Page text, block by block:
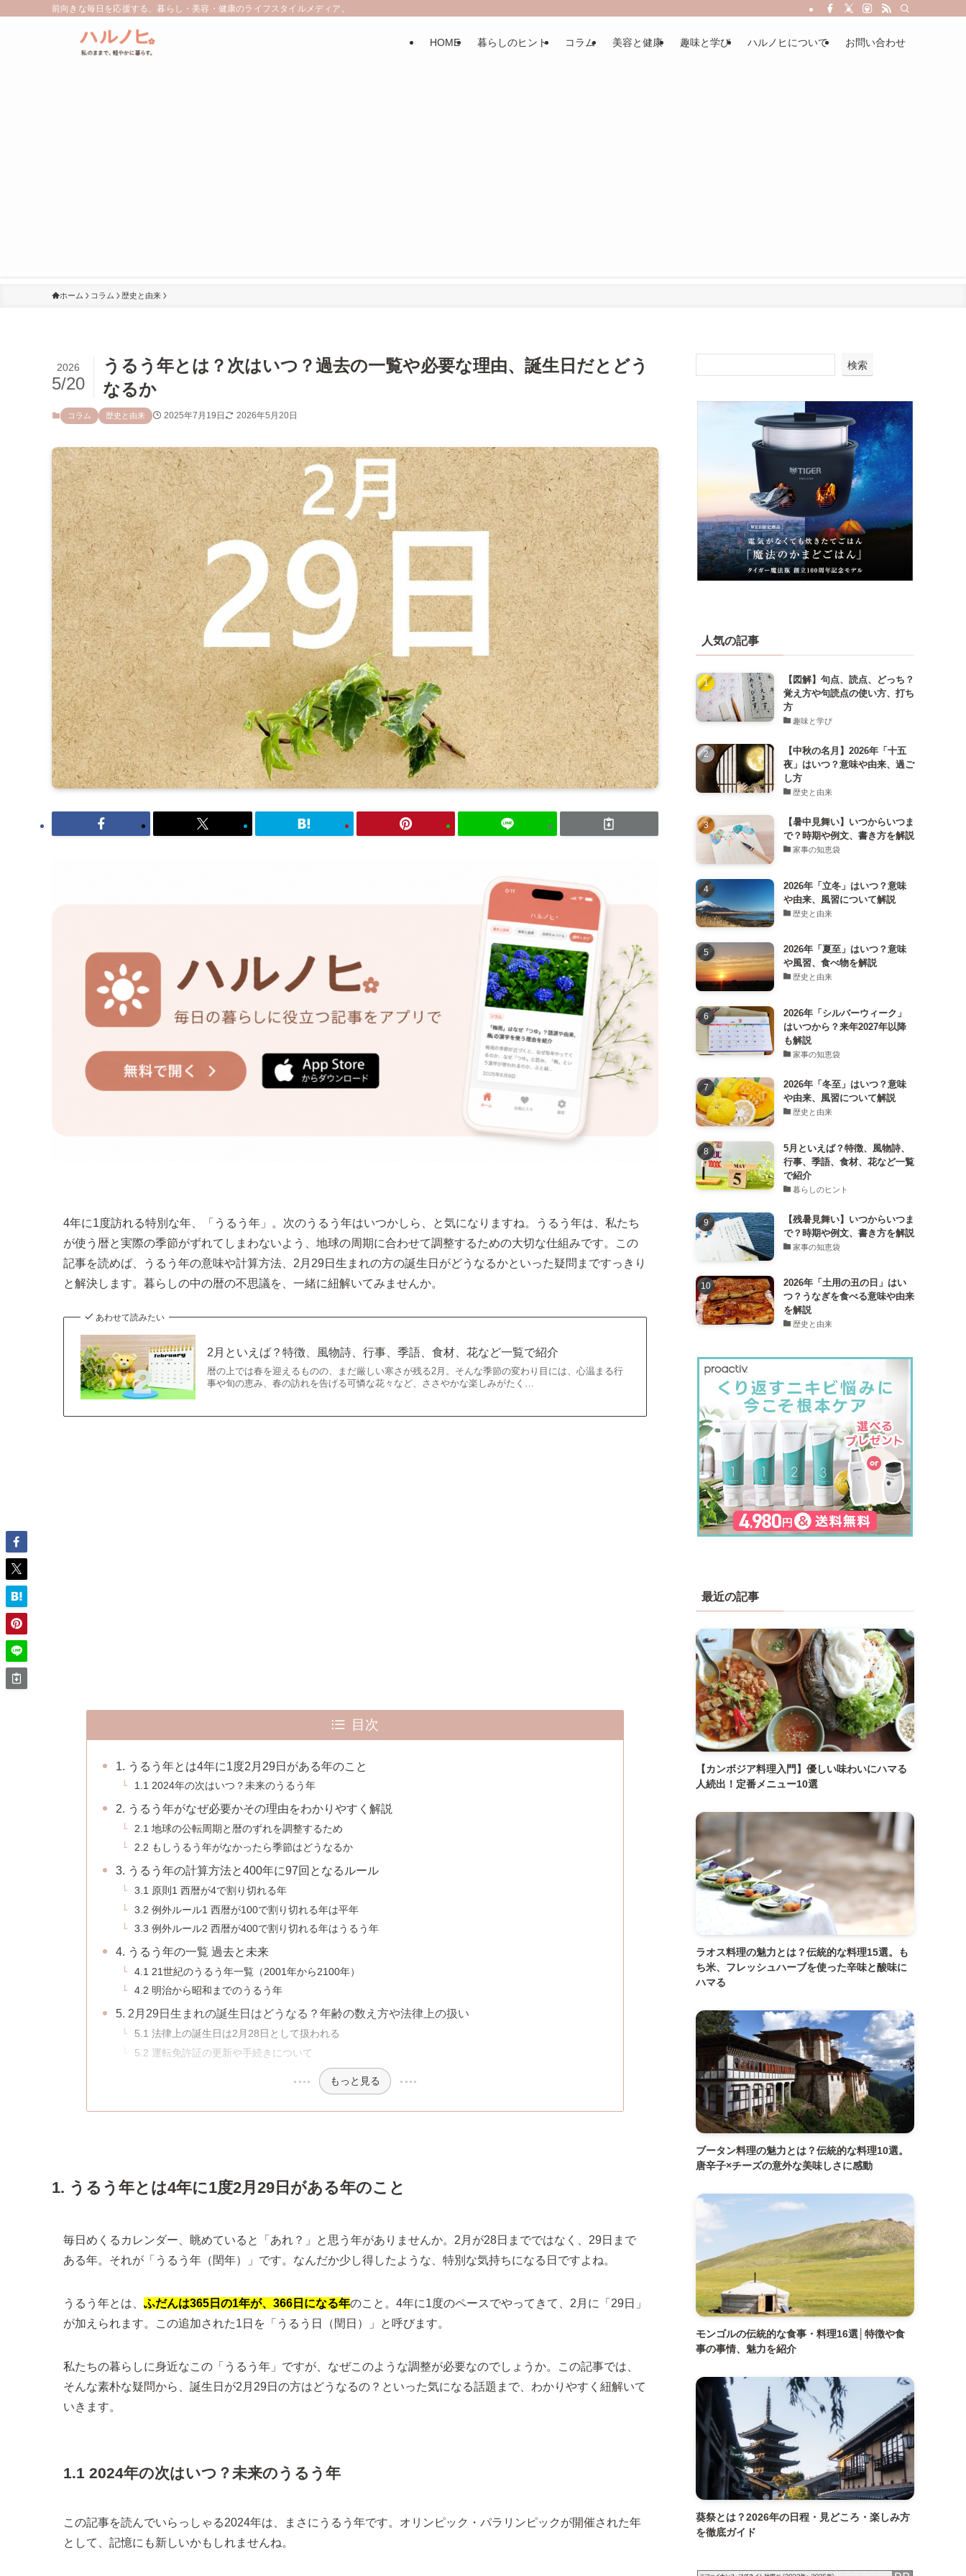
前向きな毎日を応援する、暮らし・美容・健康のライフスタイルメディア。
HOME 暮らしのヒント コラム 美容と健康 趣味と学び ハルノヒについて お問い合わせ
ホーム コラム 歴史と由来
うるう年とは？次はいつ？過去の一覧や必要な理由、誕生日だとどう
なるか
2026
5/20
コラム 歴史と由来 2025年7月19日 2026年5月20日
4年に1度訪れる特別な年、「うるう年」。次のうるう年はいつかしら、と気になりますね。うるう年は、私たち
が使う暦と実際の季節がずれてしまわないよう、地球の周期に合わせて調整するための大切な仕組みです。この
記事を読めば、うるう年の意味や計算方法、2月29日生まれの方の誕生日がどうなるかといった疑問まですっきり
と解決します。暮らしの中の暦の不思議を、一緒に紐解いてみませんか。
あわせて読みたい
2月といえば？特徴、風物詩、行事、季語、食材、花など一覧で紹介
暦の上では春を迎えるものの、まだ厳しい寒さが残る2月。そんな季節の変わり目には、心温まる行
事や旬の恵み、春の訪れを告げる可憐な花々など、ささやかな楽しみがたく…
目次
1. うるう年とは4年に1度2月29日がある年のこと
1.1 2024年の次はいつ？未来のうるう年
2. うるう年がなぜ必要かその理由をわかりやすく解説
2.1 地球の公転周期と暦のずれを調整するため
2.2 もしうるう年がなかったら季節はどうなるか
3. うるう年の計算方法と400年に97回となるルール
3.1 原則1 西暦が4で割り切れる年
3.2 例外ルール1 西暦が100で割り切れる年は平年
3.3 例外ルール2 西暦が400で割り切れる年はうるう年
4. うるう年の一覧 過去と未来
4.1 21世紀のうるう年一覧（2001年から2100年）
4.2 明治から昭和までのうるう年
5. 2月29日生まれの誕生日はどうなる？年齢の数え方や法律上の扱い
5.1 法律上の誕生日は2月28日として扱われる
5.2 運転免許証の更新や手続きについて
もっと見る
1. うるう年とは4年に1度2月29日がある年のこと
毎日めくるカレンダー、眺めていると「あれ？」と思う年がありませんか。2月が28日までではなく、29日まで
ある年。それが「うるう年（閏年）」です。なんだか少し得したような、特別な気持ちになる日ですよね。
うるう年とは、 ふだんは365日の1年が、366日になる年のこと。4年に1度のペースでやってきて、2月に「29日」
が加えられます。この追加された1日を「うるう日（閏日）」と呼びます。
私たちの暮らしに身近なこの「うるう年」ですが、なぜこのような調整が必要なのでしょうか。この記事では、
そんな素朴な疑問から、誕生日が2月29日の方はどうなるの？といった気になる話題まで、わかりやすく紐解いて
いきます。
1.1 2024年の次はいつ？未来のうるう年
この記事を読んでいらっしゃる2024年は、まさにうるう年です。オリンピック・パラリンピックが開催された年
として、記憶にも新しいかもしれませんね。
検索
人気の記事
【図解】句点、読点、どっち？
覚え方や句読点の使い方、打ち
方
趣味と学び
【中秋の名月】2026年「十五
夜」はいつ？意味や由来、過ご
し方
歴史と由来
【暑中見舞い】いつからいつま
で？時期や例文、書き方を解説
家事の知恵袋
2026年「立冬」はいつ？意味
や由来、風習について解説
歴史と由来
2026年「夏至」はいつ？意味
や風習、食べ物を解説
歴史と由来
2026年「シルバーウィーク」
はいつから？来年2027年以降
も解説
家事の知恵袋
2026年「冬至」はいつ？意味
や由来、風習について解説
歴史と由来
5月といえば？特徴、風物詩、
行事、季語、食材、花など一覧
で紹介
暮らしのヒント
【残暑見舞い】いつからいつま
で？時期や例文、書き方を解説
家事の知恵袋
2026年「土用の丑の日」はい
つ？うなぎを食べる意味や由来
を解説
歴史と由来
最近の記事
【カンボジア料理入門】優しい味わいにハマる
人続出！定番メニュー10選
ラオス料理の魅力とは？伝統的な料理15選。も
ち米、フレッシュハーブを使った辛味と酸味に
ハマる
ブータン料理の魅力とは？伝統的な料理10選。
唐辛子×チーズの意外な美味しさに感動
モンゴルの伝統的な食事・料理16選│特徴や食
事の事情、魅力を紹介
葵祭とは？2026年の日程・見どころ・楽しみ方
を徹底ガイド